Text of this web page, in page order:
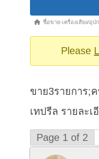
Forum
breadcrumbs
ซื้อขาย-เครื่องเสียง/อุป
Please
ขาย3รายการ;
เทปรีล รายละ
Page 1 of 2